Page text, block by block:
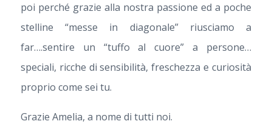
poi perché grazie alla nostra passione ed a poche
stelline “messe in diagonale” riusciamo a
far….sentire un “tuffo al cuore” a persone…
speciali, ricche di sensibilità, freschezza e curiosità
proprio come sei tu.
Grazie Amelia, a nome di tutti noi.